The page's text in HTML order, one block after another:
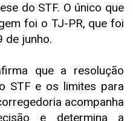
do STF. O único que
foi o TJ-PR, que foi
de junho.
que a resolução
STF e os limites para
acompanha
e determina a